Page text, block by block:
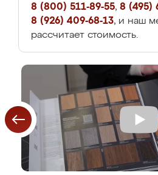
8 (800) 511-89-55, 8 (495)
8 (926) 409-68-13, и наш
рассчитает стоимость.